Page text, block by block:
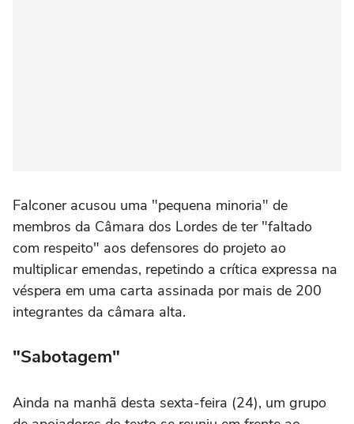
Falconer acusou uma "pequena minoria" de
membros da Câmara dos Lordes de ter "faltado
com respeito" aos defensores do projeto ao
multiplicar emendas, repetindo a crítica expressa na
véspera em uma carta assinada por mais de 200
integrantes da câmara alta.
"Sabotagem"
Ainda na manhã desta sexta-feira (24), um grupo